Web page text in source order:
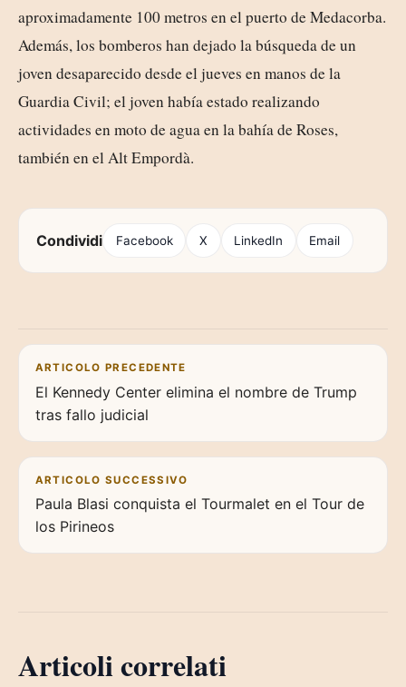
aproximadamente 100 metros en el puerto de Medacorba.
Además, los bomberos han dejado la búsqueda de un
joven desaparecido desde el jueves en manos de la
Guardia Civil; el joven había estado realizando
actividades en moto de agua en la bahía de Roses,
también en el Alt Empordà.
Condividi Facebook X LinkedIn Email
Navigazione articoli
ARTICOLO PRECEDENTE
El Kennedy Center elimina el nombre de Trump
tras fallo judicial
ARTICOLO SUCCESSIVO
Paula Blasi conquista el Tourmalet en el Tour de
los Pirineos
Articoli correlati